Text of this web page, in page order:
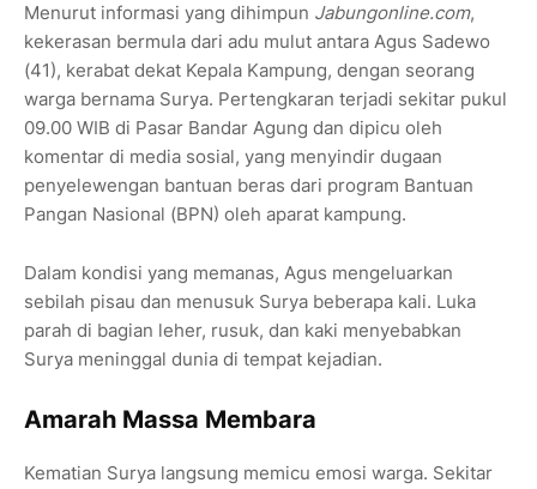
Menurut informasi yang dihimpun Jabungonline.com,
kekerasan bermula dari adu mulut antara Agus Sadewo
(41), kerabat dekat Kepala Kampung, dengan seorang
warga bernama Surya. Pertengkaran terjadi sekitar pukul
09.00 WIB di Pasar Bandar Agung dan dipicu oleh
komentar di media sosial, yang menyindir dugaan
penyelewengan bantuan beras dari program Bantuan
Pangan Nasional (BPN) oleh aparat kampung.
Dalam kondisi yang memanas, Agus mengeluarkan
sebilah pisau dan menusuk Surya beberapa kali. Luka
parah di bagian leher, rusuk, dan kaki menyebabkan
Surya meninggal dunia di tempat kejadian.
Amarah Massa Membara
Kematian Surya langsung memicu emosi warga. Sekitar